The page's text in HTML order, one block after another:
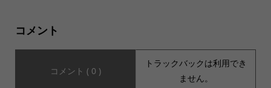
コメント
コメント ( 0 )
トラックバックは利用でき
ません。